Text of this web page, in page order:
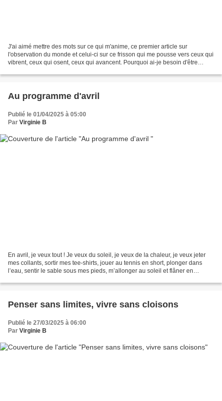
J'ai aimé mettre des mots sur ce qui m'anime, ce premier article sur
l'observation du monde et celui-ci sur ce frisson qui me pousse vers ceux qui
vibrent, ceux qui osent, ceux qui avancent. Pourquoi ai-je besoin d'être
Au programme d'avril
Publié le 01/04/2025 à 05:00
Par Virginie B
En avril, je veux tout ! Je veux du soleil, je veux de la chaleur, je veux jeter
mes collants, sortir mes tee-shirts, jouer au tennis en short, plonger dans
l’eau, sentir le sable sous mes pieds, m’allonger au soleil et flâner en
Penser sans limites, vivre sans cloisons
Publié le 27/03/2025 à 06:00
Par Virginie B